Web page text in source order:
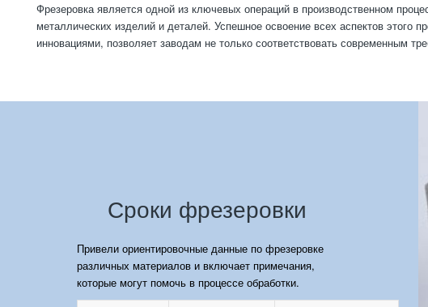
Фрезеровка является одной из ключевых операций в производственном
металлических изделий и деталей. Успешное освоение всех аспектов этого
инновациями, позволяет заводам не только соответствовать современным
Сроки фрезеровки
Привели ориентировочные данные по фрезеровке
различных материалов и включает примечания,
которые могут помочь в процессе обработки.